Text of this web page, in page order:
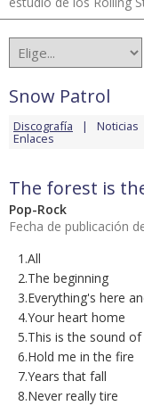
Snow Patrol
Discografía Noticias
Enlaces
The forest is
Pop-Rock
Fecha de publicación
1.All
2.The beginning
3.Everything's here
4.Your heart home
5.This is the sound
6.Hold me in the fire
7.Years that fall
8.Never really tire